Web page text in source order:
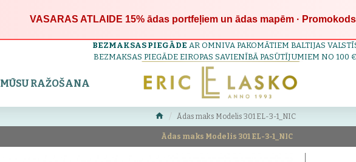
VASARAS ATLAIDE 15%ādas portfeļiem un ādas mapēm · Promokods
BEZMAKSAS PIEGĀDE AR OMNIVA PAKOMĀTIEM BALTIJAS
BEZMAKSAS PIEGĀDE EIROPAS SAVIENĪBĀ PASŪTĪJUMIEM NO 100
MŪSU RAŽOŠANA
Ādas maks Modelis 301 EL-3-1_NIC
Ādas maks Modelis 301 EL-3-1_NIC